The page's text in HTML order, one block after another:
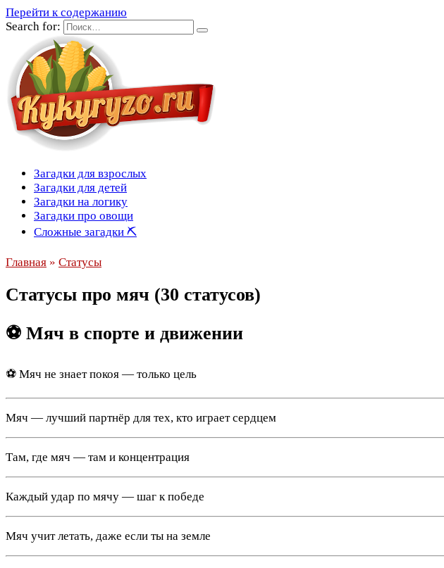
Перейти к содержанию
Search for:
Загадки для взрослых
Загадки для детей
Загадки на логику
Загадки про овощи
Сложные загадки ⛏
Главная » Статусы
Статусы про мяч (30 статусов)
⚽ Мяч в спорте и движении
⚽ Мяч не знает покоя — только цель
Мяч — лучший партнёр для тех, кто играет сердцем
Там, где мяч — там и концентрация
Каждый удар по мячу — шаг к победе
Мяч учит летать, даже если ты на земле